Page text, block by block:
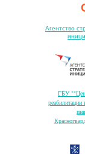
Агентство
ГБУ
реабилитации